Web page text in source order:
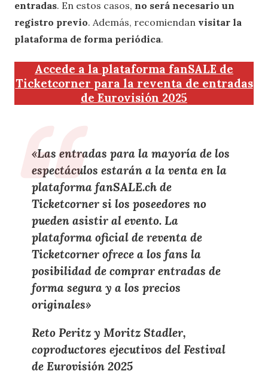
entradas. En estos casos, no será necesario un
registro previo. Además, recomiendan visitar la
plataforma de forma periódica.
Accede a la plataforma fanSALE de
Ticketcorner para la reventa de entradas
de Eurovisión 2025
«Las entradas para la mayoría de los
espectáculos estarán a la venta en la
plataforma fanSALE.ch de
Ticketcorner si los poseedores no
pueden asistir al evento. La
plataforma oficial de reventa de
Ticketcorner ofrece a los fans la
posibilidad de comprar entradas de
forma segura y a los precios
originales»
Reto Peritz y Moritz Stadler,
coproductores ejecutivos del Festival
de Eurovisión 2025